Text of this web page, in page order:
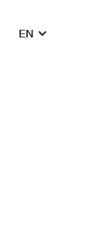
EN